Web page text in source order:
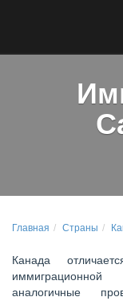
Главная Страны
Канада
аналогичные